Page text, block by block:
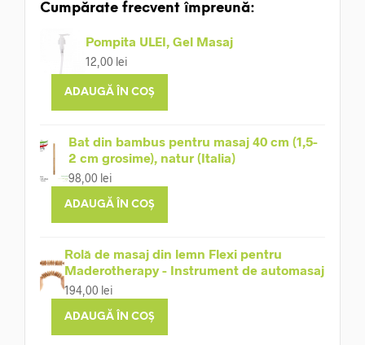
Cumpărate frecvent împreună:
Pompita ULEI, Gel Masaj
12,00 lei
ADAUGĂ ÎN COȘ
Bat din bambus pentru masaj 40 cm (1,5-
2 cm grosime), natur (Italia)
98,00 lei
ADAUGĂ ÎN COȘ
Rolă de masaj din lemn Flexi pentru
Maderotherapy - Instrument de automasaj
194,00 lei
ADAUGĂ ÎN COȘ